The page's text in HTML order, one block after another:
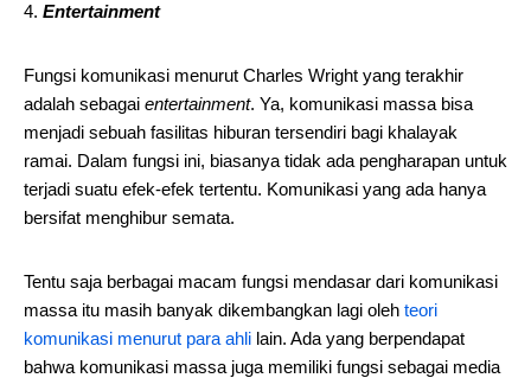
Entertainment
Fungsi komunikasi menurut Charles Wright yang terakhir
adalah sebagai entertainment. Ya, komunikasi massa bisa
menjadi sebuah fasilitas hiburan tersendiri bagi khalayak
ramai. Dalam fungsi ini, biasanya tidak ada pengharapan untuk
terjadi suatu efek-efek tertentu. Komunikasi yang ada hanya
bersifat menghibur semata.
Tentu saja berbagai macam fungsi mendasar dari komunikasi
massa itu masih banyak dikembangkan lagi oleh teori
komunikasi menurut para ahli lain. Ada yang berpendapat
bahwa komunikasi massa juga memiliki fungsi sebagai media